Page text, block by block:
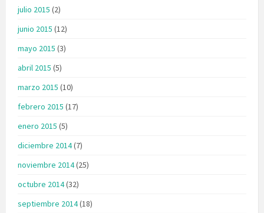
julio 2015 (2)
junio 2015 (12)
mayo 2015 (3)
abril 2015 (5)
marzo 2015 (10)
febrero 2015 (17)
enero 2015 (5)
diciembre 2014(7)
noviembre 2014(25)
octubre 2014(32)
septiembre 2014(18)